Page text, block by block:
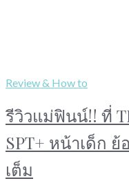
Review & How to
รีวิวแม่ฟินน์!! ที่
SPT+ หน้าเด็ก
เต็ม